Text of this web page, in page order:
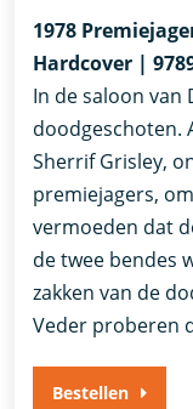
1978
Hardcover |
In de saloon
doodgeschoten.
Sherrif Grisley,
premiejagers,
vermoeden dat
de twee bendes
zakken van de
Veder proberen
Bestellen